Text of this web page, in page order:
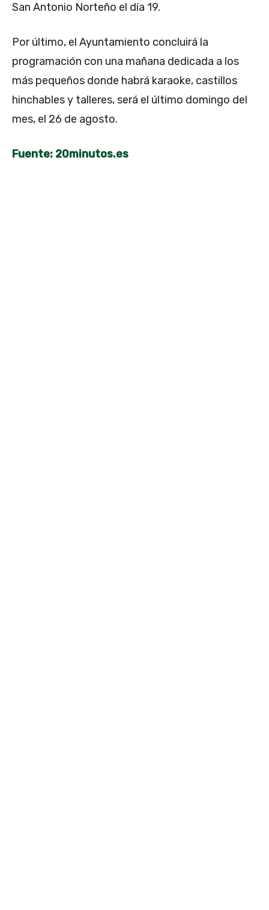
San Antonio Norteño el día 19.
Por último, el Ayuntamiento concluirá la
programación con una mañana dedicada a los
más pequeños donde habrá karaoke, castillos
hinchables y talleres, será el último domingo del
mes, el 26 de agosto.
Fuente: 20minutos.es